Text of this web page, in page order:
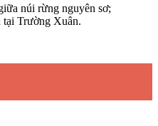
núi rừng nguyên sơ;
tại Trường Xuân.